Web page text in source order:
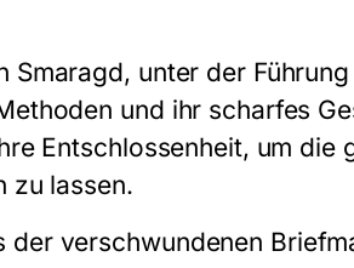
Smaragd, unter der
und ihr scharfes
Entschlossenheit, um
zu lassen.
der verschwundenen